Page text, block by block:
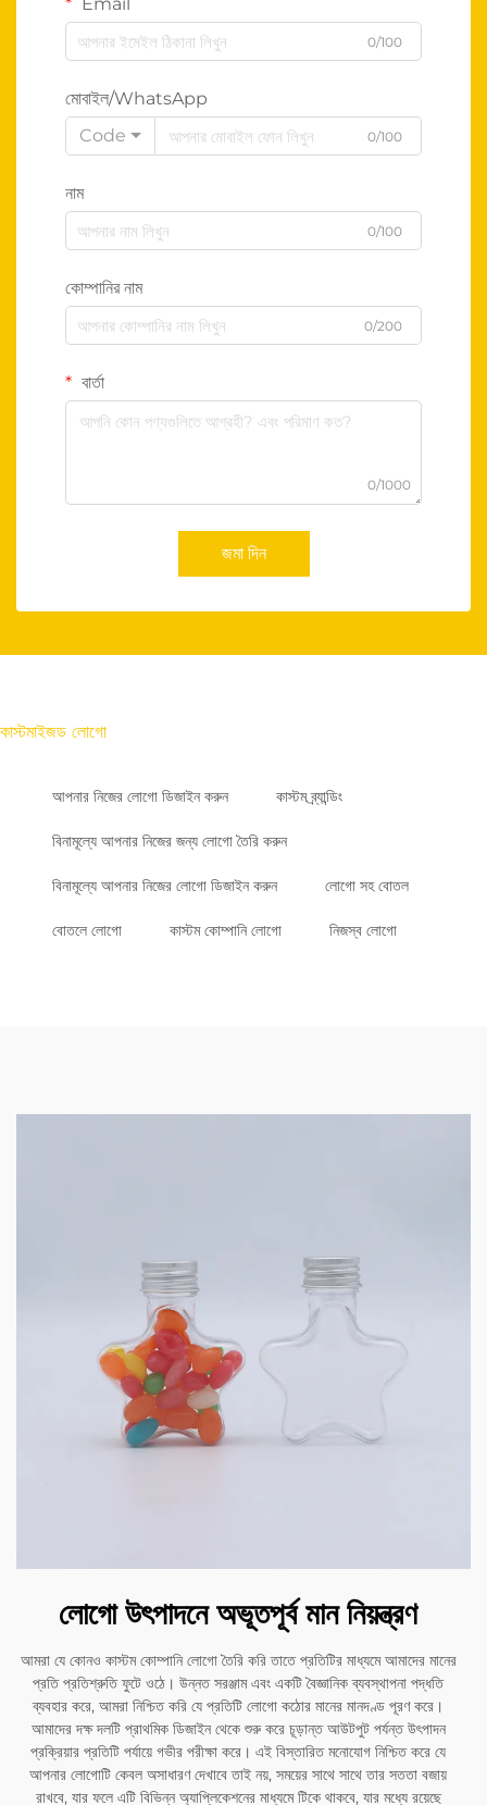
0/100
মোবাইল/WhatsApp
Code
0/100
নাম
0/100
কোম্পানির নাম
0/200
বার্তা
0/1000
জমা দিন
কাস্টমাইজড লোগো
আপনার নিজের লোগো ডিজাইন করুন কাস্টম ব্র্যান্ডিং
বিনামূল্যে আপনার নিজের জন্য লোগো তৈরি করুন
বিনামূল্যে আপনার নিজের লোগো ডিজাইন করুন লোগো সহ বোতল
বোতলে লোগো কাস্টম কোম্পানি লোগো নিজস্ব লোগো
লোগো উৎপাদনে অভূতপূর্ব মান নিয়ন্ত্রণ
আমরা যে কোনও কাস্টম কোম্পানি লোগো তৈরি করি তাতে প্রতিটির মাধ্যমে আমাদের মানের
প্রতি প্রতিশ্রুতি ফুটে ওঠে। উন্নত সরঞ্জাম এবং একটি বৈজ্ঞানিক ব্যবস্থাপনা পদ্ধতি
ব্যবহার করে, আমরা নিশ্চিত করি যে প্রতিটি লোগো কঠোর মানের মানদণ্ড পূরণ করে।
আমাদের দক্ষ দলটি প্রাথমিক ডিজাইন থেকে শুরু করে চূড়ান্ত আউটপুট পর্যন্ত উৎপাদন
প্রক্রিয়ার প্রতিটি পর্যায়ে গভীর পরীক্ষা করে। এই বিস্তারিত মনোযোগ নিশ্চিত করে যে
আপনার লোগোটি কেবল অসাধারণ দেখাবে তাই নয়, সময়ের সাথে সাথে তার সততা বজায়
রাখবে, যার ফলে এটি বিভিন্ন অ্যাপ্লিকেশনের মাধ্যমে টিকে থাকবে, যার মধ্যে রয়েছে